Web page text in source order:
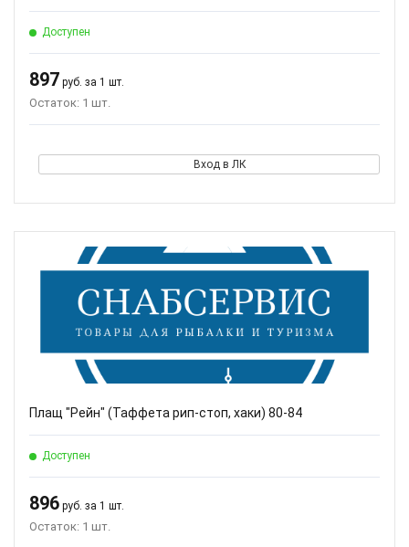
Доступен
897 руб. за 1 шт.
Остаток: 1 шт.
Вход в ЛК
Плащ "Рейн" (Таффета рип-стоп, хаки) 80-84
Доступен
896 руб. за 1 шт.
Остаток: 1 шт.